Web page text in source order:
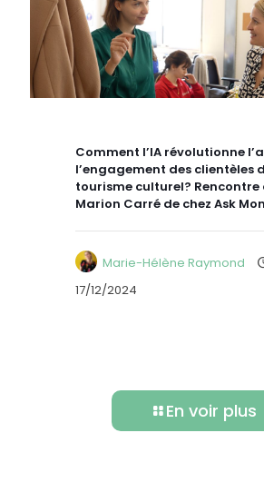
Comment l’IA révolutionne
l’engagement des clientèles
tourisme culturel? Rencontre
Marion Carré de chez Ask
Marie-Hélène Raymond
17/12/2024
En voir plus